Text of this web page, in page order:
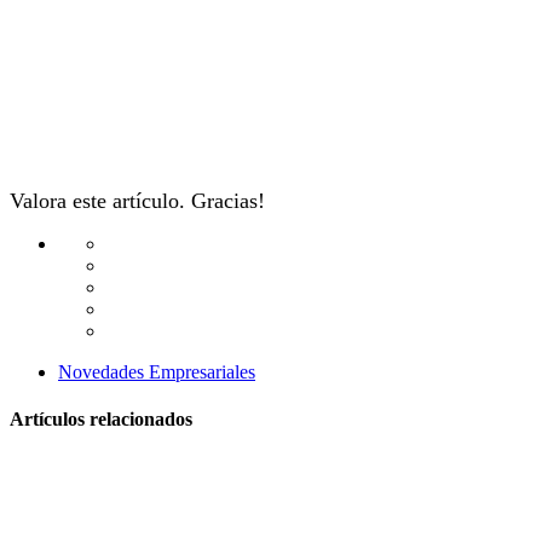
Valora este artículo. Gracias!
Novedades Empresariales
Artículos relacionados